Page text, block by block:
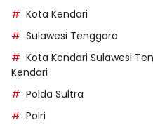
Kota Kendari
Sulawesi Tenggara
Kota Kendari Sulawesi
Kendari
Polda Sultra
Polri